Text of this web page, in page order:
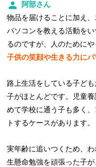
阿部さん
物品を届けることに加え
パソコンを教える活動を
るのですが、人のために
子供の笑顔や生きる力に
路上生活をしている子ど
子がほとんどです。児童
めて学校に通う子も多く
トするケースがあります。
実年齢に追いつくため、
生懸命勉強を頑張った子